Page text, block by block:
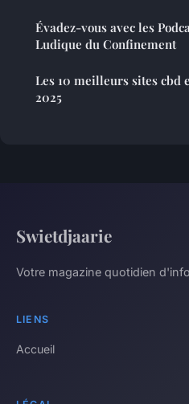
Évadez-vous avec les
Ludique du Confinement
Les 10 meilleurs sites cbd
2025
Swietdjaarie
Votre magazine quotidien
LIENS
Accueil